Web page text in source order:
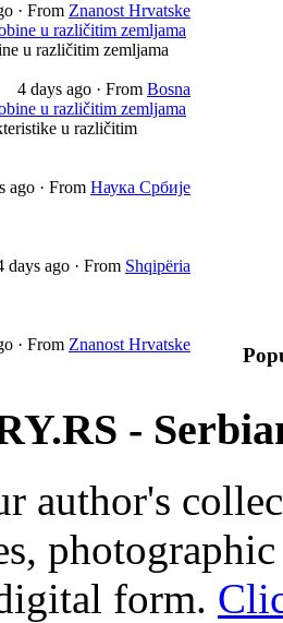
· From Znanost Hrvatske
u različitim zemljama
u različitim zemljama
4 days ago · From Bosna
u različitim zemljama
u različitim
ago · From Наука Србије
days ago · From Shqipëria
· From Znanost Hrvatske
-
author's
form.